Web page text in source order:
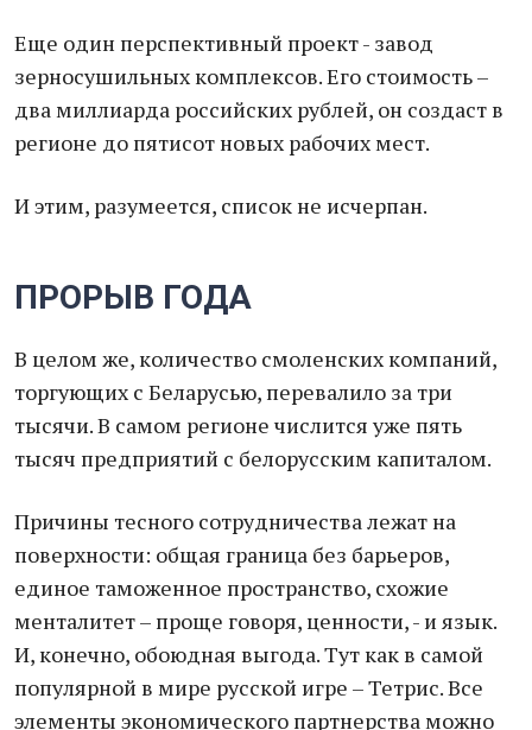
Еще один перспективный проект - завод
зерносушильных комплексов. Его стоимость –
два миллиарда российских рублей, он создаст в
регионе до пятисот новых рабочих мест.
И этим, разумеется, список не исчерпан.
ПРОРЫВ ГОДА
В целом же, количество смоленских компаний,
торгующих с Беларусью, перевалило за три
тысячи. В самом регионе числится уже пять
тысяч предприятий с белорусским капиталом.
Причины тесного сотрудничества лежат на
поверхности: общая граница без барьеров,
единое таможенное пространство, схожие
менталитет – проще говоря, ценности, - и язык.
И, конечно, обоюдная выгода. Тут как в самой
популярной в мире русской игре – Тетрис. Все
элементы экономического партнерства можно